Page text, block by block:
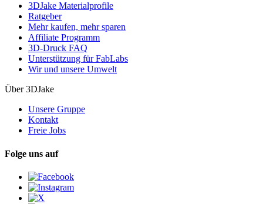
3DJake Materialprofile
Ratgeber
Mehr kaufen, mehr sparen
Affiliate Programm
3D-Druck FAQ
Unterstützung für FabLabs
Wir und unsere Umwelt
Über 3DJake
Unsere Gruppe
Kontakt
Freie Jobs
Folge uns auf